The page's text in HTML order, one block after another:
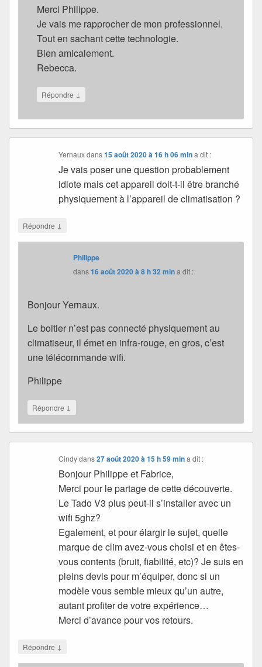
Merci Philippe.
Je vais me rapprocher de mon professionnel.
Tout en sachant cette technologie.
Bien amicalement.
Rebecca.
Répondre ↓
Yernauxdans15 août 2020 à 16 h 06 min a dit :
Je vais poser une question probablement
idiote mais cet appareil doit-t-il être branché
physiquement à l’appareil de climatisation ?
Répondre ↓
Philippe
dans16 août 2020 à 8 h 32 mina dit :
Bonjour Yernaux.
Le boitier n’est pas connecté physiquement au
climatiseur, il émet en infra-rouge, en gros, c’est
une télécommande wifi.
Philippe
Répondre ↓
Cindydans27 août 2020 à 15 h 59 min a dit :
Bonjour Philippe et Fabrice,
Merci pour le partage de cette découverte.
Le Tado V3 plus peut-il s’installer avec un
wifi 5ghz?
Egalement, et pour élargir le sujet, quelle
marque de clim avez-vous choisi et en êtes-
vous contents (bruit, fiabilité, etc)? Je suis en
pleins devis pour m’équiper, donc si un
modèle vous semble mieux qu’un autre,
autant profiter de votre expérience…
Merci d’avance pour vos retours.
Répondre ↓